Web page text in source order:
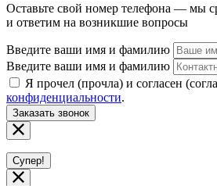
Оставьте свой номер телефона — мы
и ответим на возникшие вопросы
Введите ваши имя и фамилию
Введите ваши имя и фамилию
Я прочел (прочла) и согласен
конфиденциальности.
Заказать звонок
Супер!